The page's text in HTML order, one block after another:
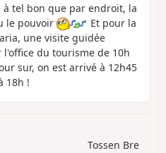
tel bon que par endroit, la
le pouvoir
Et pour la
une visite guidée
du tourisme de 10h
sur, on est arrivé à 12h45
18h !
Tossen Bre